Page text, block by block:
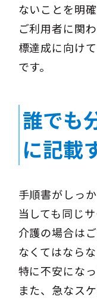
ないことを明
ご利用者に関
標達成に向け
です。
誰でも
に記載
手順書がしっ
当しても同じ
介護の場合は
なくてはなら
特に不安にな
また、急なス